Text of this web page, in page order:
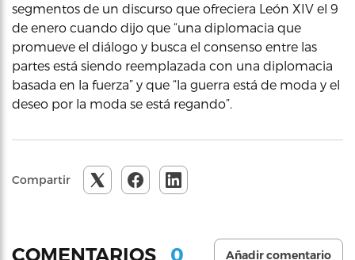
segmentos de un discurso que ofreciera León XIV el 9
de enero cuando dijo que “una diplomacia que
promueve el diálogo y busca el consenso entre las
partes está siendo reemplazada con una diplomacia
basada en la fuerza” y que “la guerra está de moda y el
deseo por la moda se está regando”.
Compartir
COMENTARIOS 0 Añadir comentario